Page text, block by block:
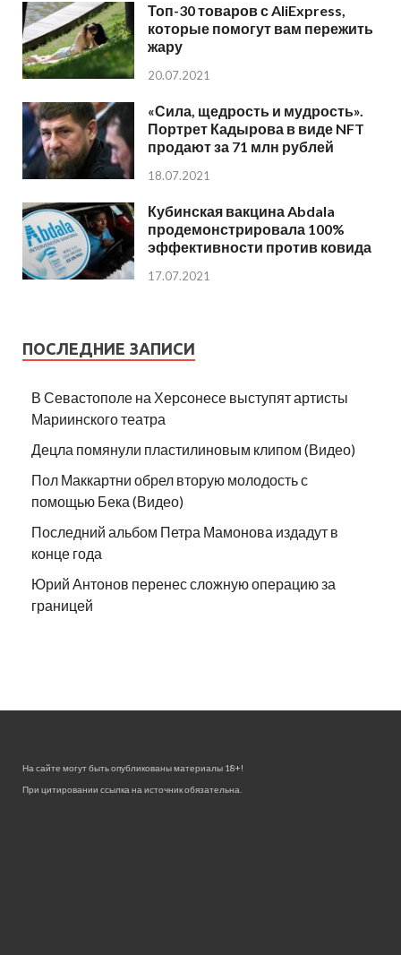
Топ-30 товаров с AliExpress,
которые помогут вам пережить
жару
20.07.2021
«Сила, щедрость и мудрость».
Портрет Кадырова в виде NFT
продают за 71 млн рублей
18.07.2021
Кубинская вакцина Abdala
продемонстрировала 100%
эффективности против ковида
17.07.2021
ПОСЛЕДНИЕ ЗАПИСИ
В Севастополе на Херсонесе выступят артисты
Мариинского театра
Децла помянули пластилиновым клипом (Видео)
Пол Маккартни обрел вторую молодость с
помощью Бека (Видео)
Последний альбом Петра Мамонова издадут в
конце года
Юрий Антонов перенес сложную операцию за
границей
На сайте могут быть опубликованы материалы 18+!
При цитировании ссылка на источник обязательна.